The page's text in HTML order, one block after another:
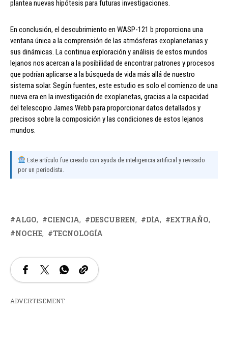
plantea nuevas hipótesis para futuras investigaciones.
En conclusión, el descubrimiento en WASP-121 b proporciona una
ventana única a la comprensión de las atmósferas exoplanetarias y
sus dinámicas. La continua exploración y análisis de estos mundos
lejanos nos acercan a la posibilidad de encontrar patrones y procesos
que podrían aplicarse a la búsqueda de vida más allá de nuestro
sistema solar. Según fuentes, este estudio es solo el comienzo de una
nueva era en la investigación de exoplanetas, gracias a la capacidad
del telescopio James Webb para proporcionar datos detallados y
precisos sobre la composición y las condiciones de estos lejanos
mundos.
Este artículo fue creado con ayuda de inteligencia artificial y revisado
por un periodista.
ALGO CIENCIA DESCUBREN DÍA
EXTRAÑO
NOCHE
TECNOLOGÍA
ADVERTISEMENT